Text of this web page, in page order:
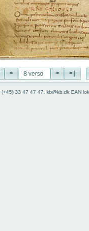
< > >|
33 47 47 47, kb@kb.dk EAN